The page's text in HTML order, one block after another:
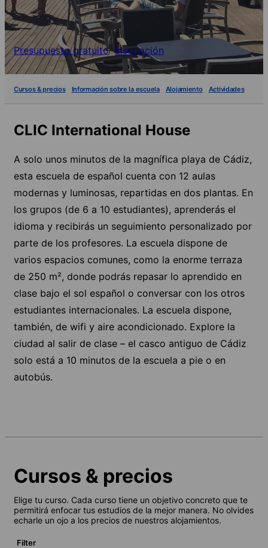
Presupuesto gratuito Inscripción
Cursos & precios Información sobre la escuela Alojamiento Actividades
CLIC International House
A solo unos minutos de la magnífica playa de Cádiz,
esta escuela de español cuenta con 12 aulas
modernas y luminosas, repartidas en dos plantas. En
los grupos (de 6 a 10 estudiantes), aprenderás el
idioma y recibirás un seguimiento personalizado por
parte de los profesores. La escuela dispone de
varios espacios comunes, como la enorme terraza
de 250 m², donde podrás repasar lo aprendido en
clase bajo el sol español o conversar con los otros
estudiantes internacionales. La escuela dispone,
también, de wifi y aire acondicionado. Explore la
ciudad al salir de clase – el casco antiguo de Cádiz
solo está a 10 minutos de la escuela a pie o en
autobús.
Cursos & precios
Elige tu curso. Cada curso tiene un objetivo concreto que te
permitirá enfocar tus estudios de la mejor manera. No olvides
echarle un ojo a los precios de nuestros alojamientos.
Filter